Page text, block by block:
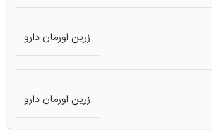
زرین اورمان دارو
زرین اورمان دارو